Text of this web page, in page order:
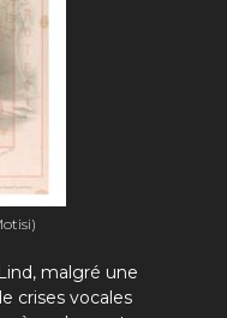
malgré une
crises vocales